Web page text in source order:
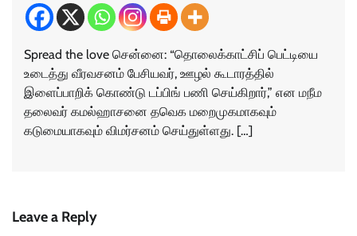
Spread the love சென்னை: “தொலைக்காட்சிப் பெட்டியை
உடைத்து வீரவசனம் பேசியவர், ஊழல் கூடாரத்தில்
இளைப்பாறிக் கொண்டு டப்பிங் பணி செய்கிறார்,” என மநீம
தலைவர் கமல்ஹாசனை தவெக மறைமுகமாகவும்
கடுமையாகவும் விமர்சனம் செய்துள்ளது. […]
Leave a Reply